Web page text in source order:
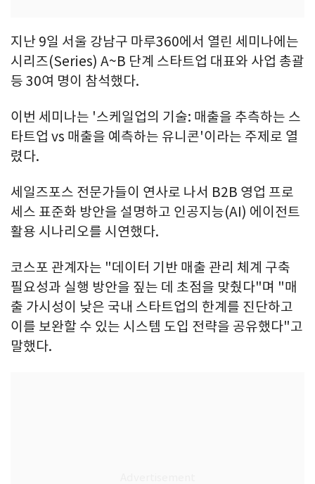
지난 9일 서울 강남구 마루360에서 열린 세미나에는
시리즈(Series) A~B 단계 스타트업 대표와 사업 총괄
등 30여 명이 참석했다.
이번 세미나는 '스케일업의 기술: 매출을 추측하는 스
타트업 vs 매출을 예측하는 유니콘'이라는 주제로 열
렸다.
세일즈포스 전문가들이 연사로 나서 B2B 영업 프로
세스 표준화 방안을 설명하고 인공지능(AI) 에이전트
활용 시나리오를 시연했다.
코스포 관계자는 "데이터 기반 매출 관리 체계 구축
필요성과 실행 방안을 짚는 데 초점을 맞췄다"며 "매
출 가시성이 낮은 국내 스타트업의 한계를 진단하고
이를 보완할 수 있는 시스템 도입 전략을 공유했다"고
말했다.